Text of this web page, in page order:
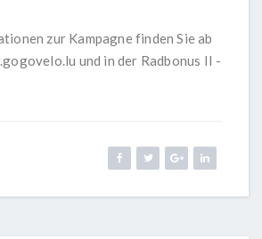
zur Kampagne finden Sie ab
und in der Radbonus II -